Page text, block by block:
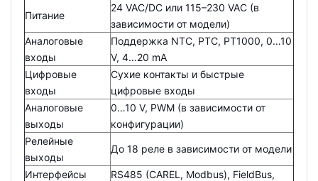
Питание
24 VAC/DC или 115–230 VAC (в
зависимости от модели)
Аналоговые
входы
Поддержка NTC, PTC, PT1000, 0…10
V, 4…20 mA
Цифровые
входы
Сухие контакты и быстрые
цифровые входы
Аналоговые
выходы
0…10 V, PWM (в зависимости от
конфигурации)
Релейные
выходы
До 18 реле в зависимости от модели
Интерфейсы
RS485 (CAREL, Modbus), FieldBus,